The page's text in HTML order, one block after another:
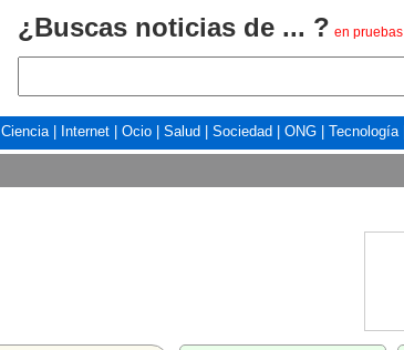
¿Buscas noticias de ... ? en pruebas
Ciencia| Internet Ocio Salud Sociedad ONG Tecnología|